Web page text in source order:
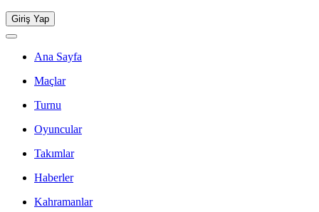
Giriş Yap
Ana Sayfa
Maçlar
Turnu
Oyuncular
Takımlar
Haberler
Kahramanlar